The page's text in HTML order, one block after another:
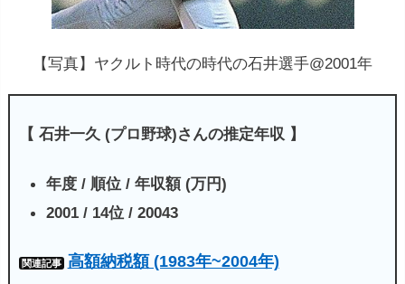
【写真】ヤクルト時代の時代の石井選手@2001年
【 石井一久 (プロ野球)さんの推定年収 】
年度 / 順位 / 年収額 (万円)
2001 / 14位 / 20043
関連記事 高額納税額 (1983年~2004年)